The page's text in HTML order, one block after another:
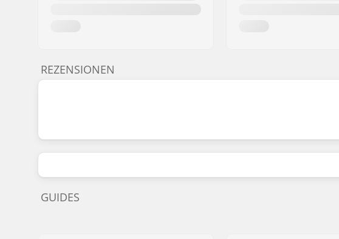
REZENSIONEN
GUIDES